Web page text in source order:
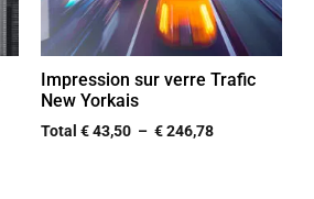
Impression sur verre Trafic
New Yorkais
Total €43,50 – €246,78